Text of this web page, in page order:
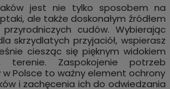
jest nie tylko sposobem na
ale także doskonałym źródłem
cudów. Wybierając
skrzydlatych przyjaciół, wspierasz
ciesząc się pięknym widokiem
Zaspokojenie potrzeb
Polsce to ważny element ochrony
i zachęcenia ich do odwiedzania